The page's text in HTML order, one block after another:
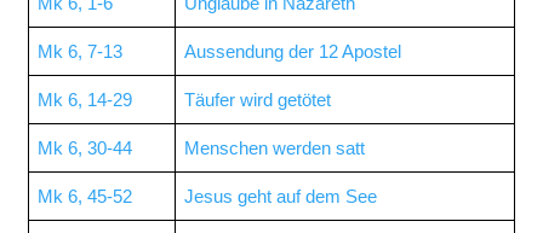
Mk 6, 7-13 Aussendung der 12 Apostel
Mk 6, 14-29 Täufer wird getötet
Mk 6, 30-44 Menschen werden satt
Mk 6, 45-52 Jesus geht auf dem See